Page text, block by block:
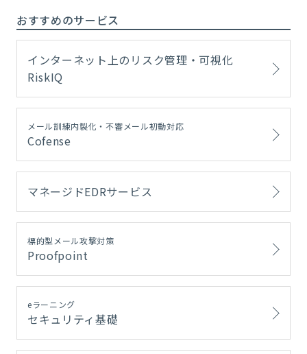
おすすめのサービス
インターネット上のリスク管理・可視化
RiskIQ
メール訓練内製化・不審メール初動対応
Cofense
マネージドEDRサービス
標的型メール攻撃対策
Proofpoint
eラーニング
セキュリティ基礎